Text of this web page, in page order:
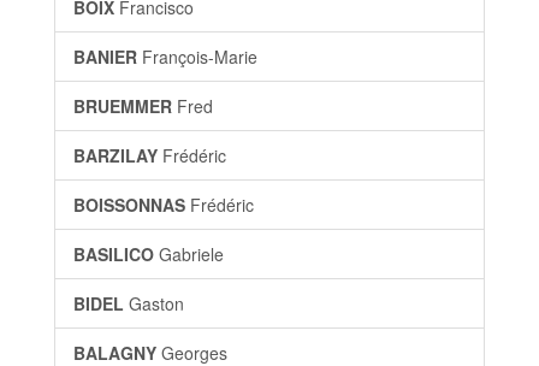
BOIX Francisco
BANIER François-Marie
BRUEMMER Fred
BARZILAY Frédéric
BOISSONNAS Frédéric
BASILICO Gabriele
BIDEL Gaston
BALAGNY Georges